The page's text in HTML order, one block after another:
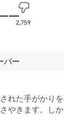
2,759
バー
れた手がかり
やきます。しか